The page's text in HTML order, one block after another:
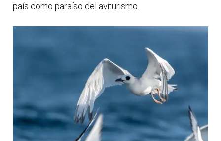
país como paraíso del aviturismo.